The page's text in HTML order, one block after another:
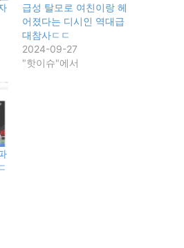
급성 탈모로 여친이랑 헤
어졌다는 디시인 역대급
대참사ㄷㄷ
2024-09-27
"핫이슈"에서